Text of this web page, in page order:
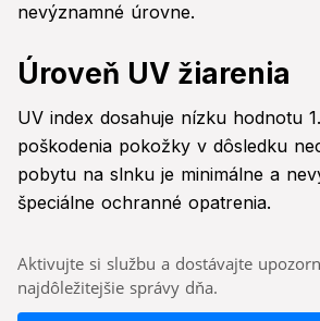
nevýznamné úrovne.
Úroveň UV žiarenia
UV index dosahuje nízku hodnotu
poškodenia pokožky v dôsledku
pobytu na slnku je minimálne a
špeciálne ochranné opatrenia.
Aktivujte si službu a dostávajte
najdôležitejšie správy dňa.